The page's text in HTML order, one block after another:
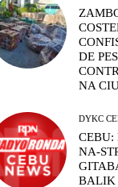
DE
NA
DYKC
CEBU:
NA-
BALIK